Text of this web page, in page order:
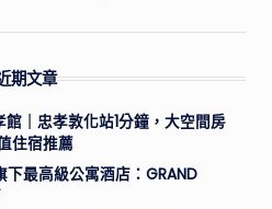
期文章
館｜忠孝敦化站1分鐘，大空間房
住宿推薦
下最高級公寓酒店：GRAND